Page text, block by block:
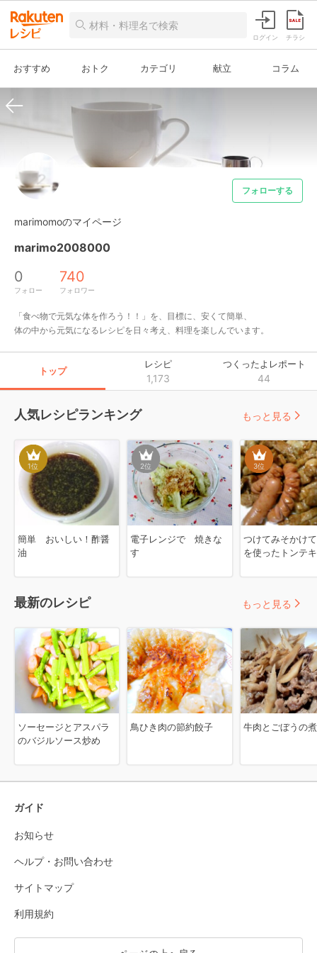
ログイン チラシ
おすすめ おトク カテゴリ 献立 コラム
フォローする
marimomoのマイページ
marimo2008000
0
フォロー
740
フォロワー
「食べ物で元気な体を作ろう！！」を、目標に、安くて簡単、
体の中から元気になるレシピを日々考え、料理を楽しんでいます。
トップ
レシピ
1,173
つくったよレポート
44
人気レシピランキング
1位
簡単 おいしい！酢醤
油
2位
電子レンジで 焼きな
す
3位
つけてみそかけ
を使ったトンテキ
もっと見る
最新のレシピ
ソーセージとアスパラ
のバジルソース炒め
鳥ひき肉の節約餃子 牛肉とごぼうの
もっと見る
ガイド
お知らせ
ヘルプ・お問い合わせ
サイトマップ
利用規約